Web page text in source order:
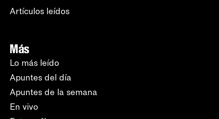
Artículos leídos
Más
Lo más leído
Apuntes del día
Apuntes de la semana
En vivo